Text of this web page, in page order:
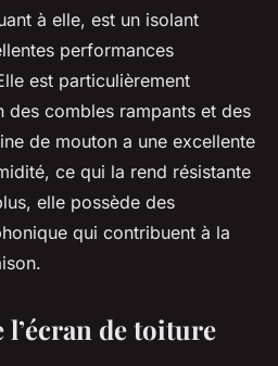
à elle, est un isolant
performances
est particulièrement
des combles rampants et des
de mouton a une excellente
ce qui la rend résistante
elle possède des
qui contribuent à la
l’écran de toiture